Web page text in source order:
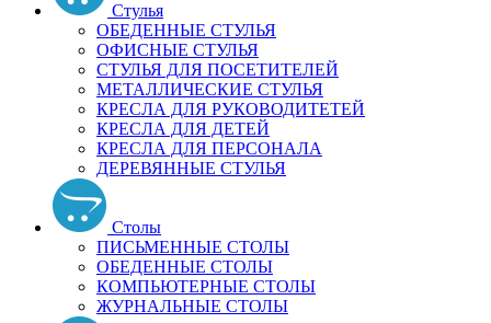
Стулья
ОБЕДЕННЫЕ СТУЛЬЯ
ОФИСНЫЕ СТУЛЬЯ
СТУЛЬЯ ДЛЯ ПОСЕТИТЕЛЕЙ
МЕТАЛЛИЧЕСКИЕ СТУЛЬЯ
КРЕСЛА ДЛЯ РУКОВОДИТЕТЕЙ
КРЕСЛА ДЛЯ ДЕТЕЙ
КРЕСЛА ДЛЯ ПЕРСОНАЛА
ДЕРЕВЯННЫЕ СТУЛЬЯ
Столы
ПИСЬМЕННЫЕ СТОЛЫ
ОБЕДЕННЫЕ СТОЛЫ
КОМПЬЮТЕРНЫЕ СТОЛЫ
ЖУРНАЛЬНЫЕ СТОЛЫ